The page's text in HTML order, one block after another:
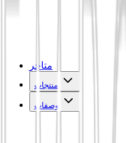
متاجر
منتجات
وصفات